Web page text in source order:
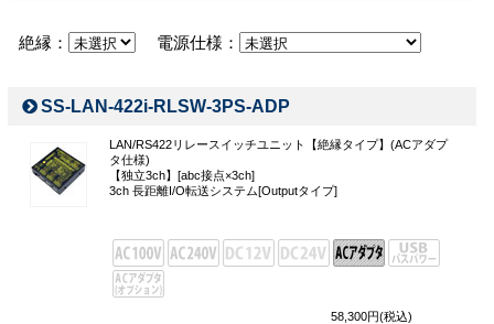
絶縁： 電源仕様：
SS-LAN-422i-RLSW-3PS-ADP
LAN/RS422リレースイッチユニット【絶縁タイプ】(ACアダプ
タ仕様)
【独立3ch】[abc接点×3ch]
3ch 長距離I/O転送システム[Outputタイプ]
58,300円(税込)